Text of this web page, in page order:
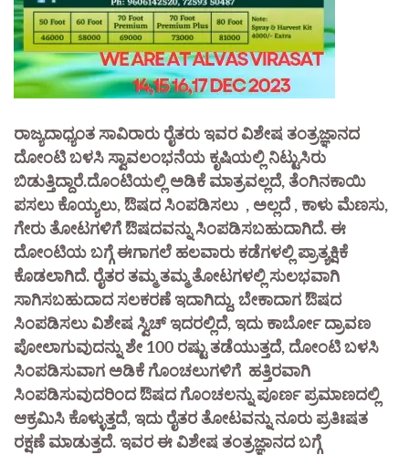
ರಾಜ್ಯದಾಧ್ಯಂತ ಸಾವಿರಾರು ರೈತರು ಇವರ ವಿಶೇಷ ತಂತ್ರಜ್ಞಾನದ
ದೋಂಟಿ ಬಳಸಿ ಸ್ವಾವಲಂಭನೆಯ ಕೃಷಿಯಲ್ಲಿ ನಿಟ್ಟುಸಿರು
ಬಿಡುತ್ತಿದ್ದಾರೆ.ದೊಂಟಿಯಲ್ಲಿ ಅಡಿಕೆ ಮಾತ್ರವಲ್ಲದೆ, ತೆಂಗಿನಕಾಯಿ
ಪಸಲು ಕೊಯ್ಯಲು, ಔಷದ ಸಿಂಪಡಿಸಲು , ಅಲ್ಲದೆ , ಕಾಳು ಮೆಣಸು,
ಗೇರು ತೋಟಗಳಿಗೆ ಔಷದವನ್ನು ಸಿಂಪಡಿಸಬಹುದಾಗಿದೆ. ಈ
ದೋಂಟಿಯ ಬಗ್ಗೆ ಈಗಾಗಲೆ ಹಲವಾರು ಕಡೆಗಳಲ್ಲಿ ಪ್ರಾತ್ಯಕ್ಷಿಕೆ
ಕೊಡಲಾಗಿದೆ. ರೈತರ ತಮ್ಮ ತಮ್ಮ ತೋಟಗಳಲ್ಲಿ ಸುಲಭವಾಗಿ
ಸಾಗಿಸಬಹುದಾದ ಸಲಕರಣೆ ಇದಾಗಿದ್ದು, ಬೇಕಾದಾಗ ಔಷದ
ಸಿಂಪಡಿಸಲು ವಿಶೇಷ ಸ್ವಿಚ್ ಇದರಲ್ಲಿದೆ, ಇದು ಕಾರ್ಬೋ ದ್ರಾವಣ
ಪೋಲಾಗುವುದನ್ನು ಶೇ 100 ರಷ್ಟು ತಡೆಯುತ್ತದೆ, ದೋಂಟಿ ಬಳಸಿ
ಸಿಂಪಡಿಸುವಾಗ ಅಡಿಕೆ ಗೊಂಚಲುಗಳಿಗೆ ಹತ್ತಿರವಾಗಿ
ಸಿಂಪಡಿಸುವುದರಿಂದ ಔಷದ ಗೊಂಚಲನ್ನು ಪೂರ್ಣ ಪ್ರಮಾಣದಲ್ಲಿ
ಆಕ್ರಮಿಸಿ ಕೊಳ್ಳುತ್ತದೆ, ಇದು ರೈತರ ತೋಟವನ್ನು ನೂರು ಪ್ರತಿಃಷತ
ರಕ್ಷಣೆ ಮಾಡುತ್ತದೆ. ಇವರ ಈ ವಿಶೇಷ ತಂತ್ರಜ್ಞಾನದ ಬಗ್ಗೆ